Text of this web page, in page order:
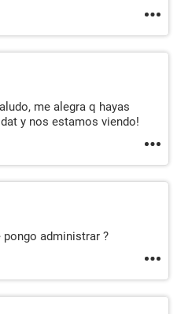
me alegra q hayas
y nos estamos viendo!
administrar ?